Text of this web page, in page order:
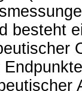
besteht